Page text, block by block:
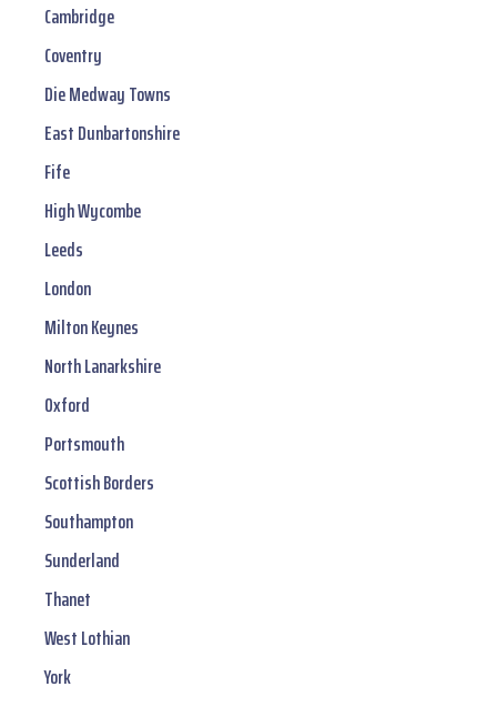
Cambridge
Coventry
Die Medway Towns
East Dunbartonshire
Fife
High Wycombe
Leeds
London
Milton Keynes
North Lanarkshire
Oxford
Portsmouth
Scottish Borders
Southampton
Sunderland
Thanet
West Lothian
York